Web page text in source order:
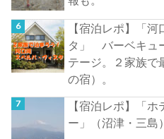
【宿泊レポ】「
タ」 バーベキュ
テージ。２家族で
の宿）。
【宿泊レポ】「
ー」（沼津・三島